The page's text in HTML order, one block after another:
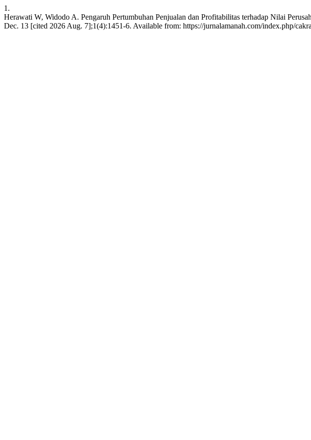
1.
Herawati W, Widodo A. Pengaruh Pertumbuhan Penjualan dan Profitabilitas terhadap Nilai
Dec. 13 [cited 2026 Aug. 7];1(4):1451-6. Available from: https://jurnalamanah.com/index.php/